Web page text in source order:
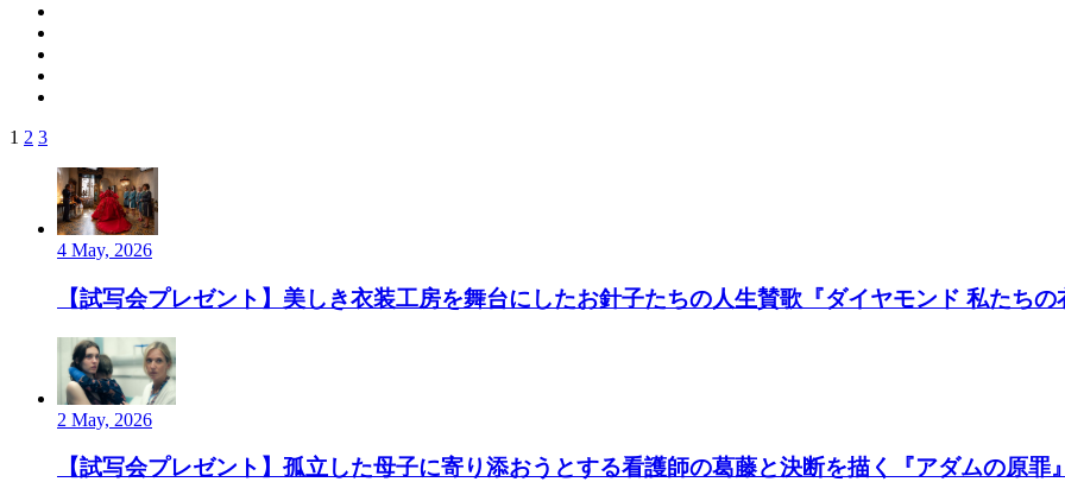
1 2 3
4 May, 2026
【試写会プレゼント】美しき衣装工房を舞台にしたお針子たちの人生賛歌『ダイヤモンド 私たちの
2 May, 2026
【試写会プレゼント】孤立した母子に寄り添おうとする看護師の葛藤と決断を描く『アダムの原罪』